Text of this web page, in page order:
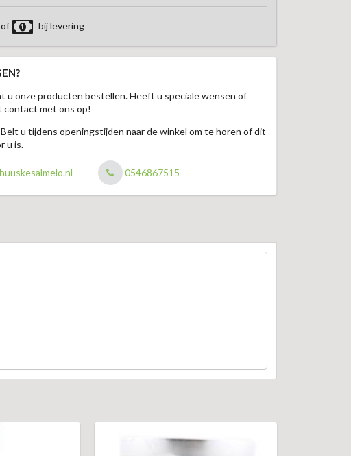
of bij levering
u onze producten bestellen. Heeft u speciale wensen of
contact met ons op!
u tijdens openingstijden naar de winkel om te horen of dit
u is.
0546867515